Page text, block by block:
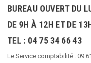
BUREAU OUVERT DU
DE 9H À 12H ET DE
TEL : 04 75 34 66 43
Le Service comptabilité : 09